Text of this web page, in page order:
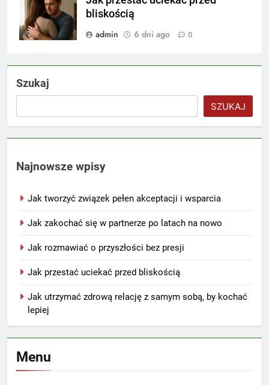
bliskością
admin
6 dni ago 0
Szukaj
SZUKAJ
Najnowsze wpisy
Jak tworzyć związek pełen akceptacji i wsparcia
Jak zakochać się w partnerze po latach na nowo
Jak rozmawiać o przyszłości bez presji
Jak przestać uciekać przed bliskością
Jak utrzymać zdrową relację z samym sobą, by kochać
lepiej
Menu